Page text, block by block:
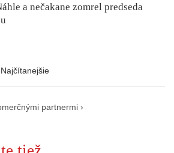
a nečakane zomrel predseda
Najčítanejšie
partnermi ›